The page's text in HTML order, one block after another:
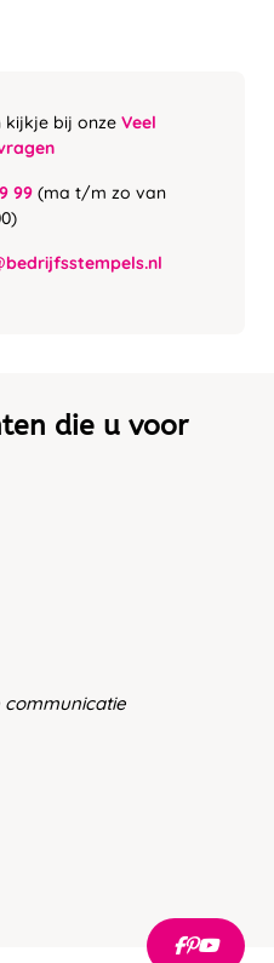
kijkje bij onze Veel
99 (ma t/m zo van
die u voor
communicatie